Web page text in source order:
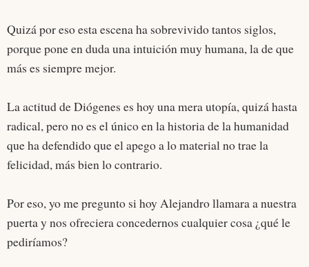
Quizá por eso esta escena ha sobrevivido tantos siglos,
porque pone en duda una intuición muy humana, la de que
más es siempre mejor.
La actitud de Diógenes es hoy una mera utopía, quizá hasta
radical, pero no es el único en la historia de la humanidad
que ha defendido que el apego a lo material no trae la
felicidad, más bien lo contrario.
Por eso, yo me pregunto si hoy Alejandro llamara a nuestra
puerta y nos ofreciera concedernos cualquier cosa ¿qué le
pediríamos?